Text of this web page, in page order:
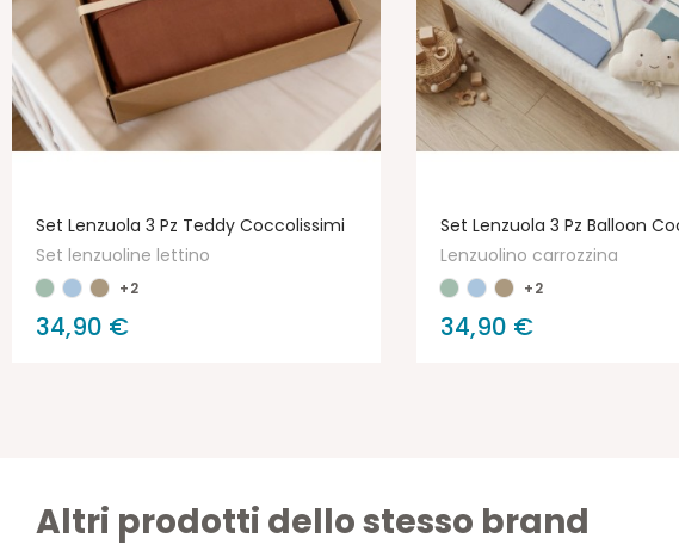
Set Lenzuola 3 Pz Teddy Coccolissimi
Set lenzuoline lettino
+2
34,90 €
Set Lenzuola 3 Pz Balloon
Lenzuolino carrozzina
+2
34,90 €
Altri prodotti dello stesso brand